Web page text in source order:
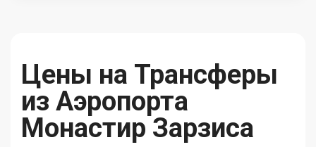
Цены на Трансферы
из Аэропорта
Монастир Зарзиса